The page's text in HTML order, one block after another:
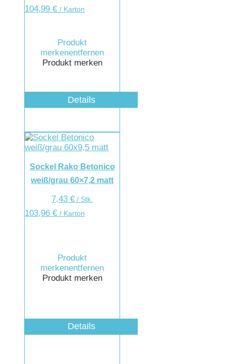
104,99 € / Karton
Produkt
merkenentfernen
Produkt merken
Details
Sockel Rako Betonico
weiß/grau 60×7,2 matt
7,43€ / Stk.
103,96 € / Karton
Produkt
merkenentfernen
Produkt merken
Details